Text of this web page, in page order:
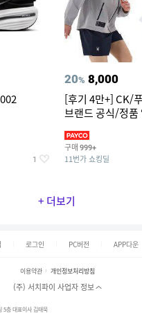
1
20% 8,000
[후기 4만+] CK/
브랜드 공식/정품
구매 999+
11번가 쇼킹딜
+ 더보기
로그인 PC버전 APP다운
이용약관 개인정보처리방침
(주) 서치파이 사업자 정보
5층 대표이사 김태묵